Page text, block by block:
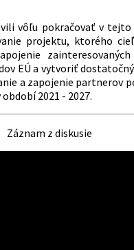
vôľu pokračovať v tejto
projektu, ktorého
EÚ a vytvoriť
a zapojenie partnerov
2021 - 2027.
Záznam z diskusie